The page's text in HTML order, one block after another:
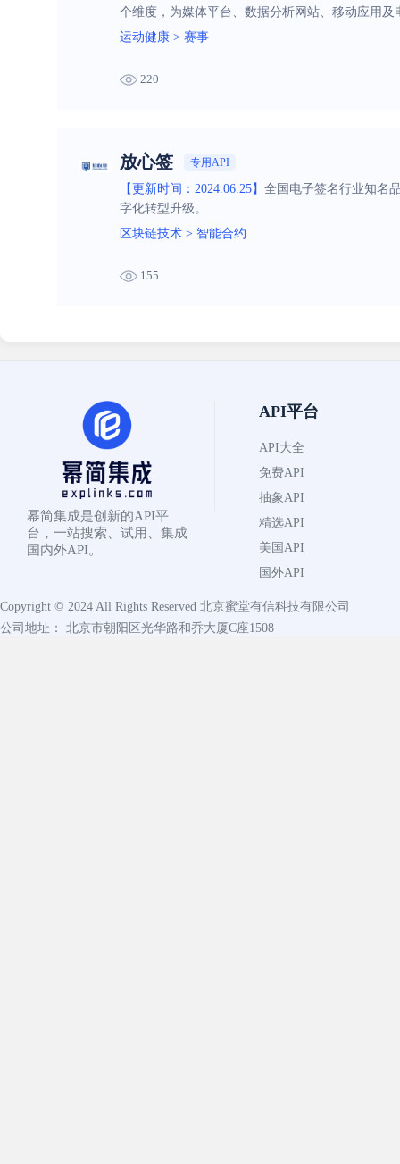
个维度，为媒体平台、数据分析网站、移动应用
运动健康 > 赛事
220
放心签 专用API
【更新时间：2024.06.25】 全国电子签名行业知名
字化转型升级。
区块链技术 > 智能合约
155
幂简集成是创新的API平
台，一站搜索、试用、集成
国内外API。
API平台
API大全
免费API
抽象API
精选API
美国API
国外API
Copyright © 2024 All Rights Reserved 北京蜜堂有信科技有限公司
公司地址： 北京市朝阳区光华路和乔大厦C座1508